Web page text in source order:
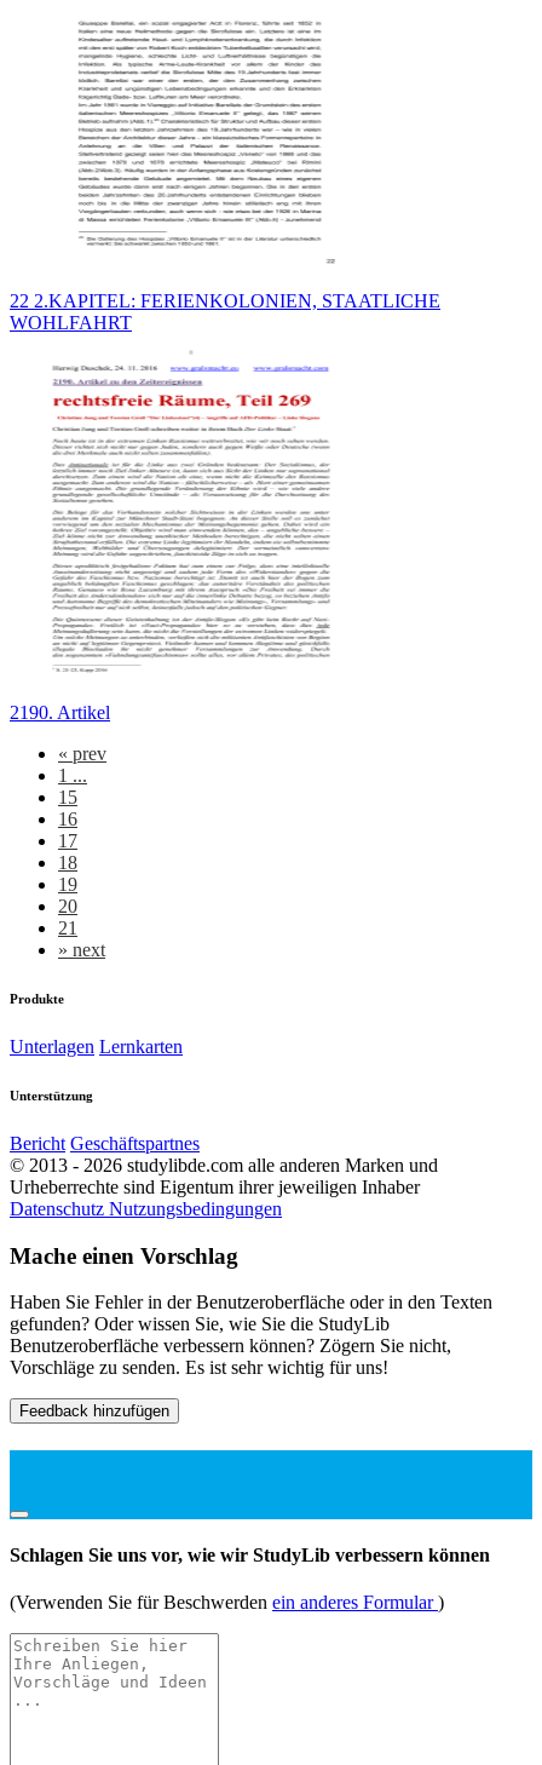
22 2.KAPITEL: FERIENKOLONIEN, STAATLICHE
WOHLFAHRT
2190. Artikel
« prev
1 ...
15
16
17
18
19
20
21
» next
Produkte
Unterlagen Lernkarten
Unterstützung
Bericht Geschäftspartnes
© 2013 - 2026 studylibde.com alle anderen Marken und
Urheberrechte sind Eigentum ihrer jeweiligen Inhaber
Datenschutz Nutzungsbedingungen
Mache einen Vorschlag
Haben Sie Fehler in der Benutzeroberfläche oder in den Texten
gefunden? Oder wissen Sie, wie Sie die StudyLib
Benutzeroberfläche verbessern können? Zögern Sie nicht,
Vorschläge zu senden. Es ist sehr wichtig für uns!
Feedback hinzufügen
Schlagen Sie uns vor, wie wir StudyLib verbessern können
(Verwenden Sie für Beschwerden ein anderes Formular)